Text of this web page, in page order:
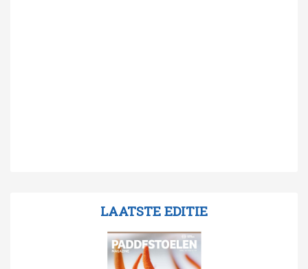
LAATSTE EDITIE